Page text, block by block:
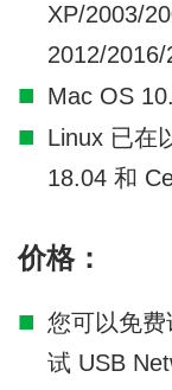
XP/2003/
2012/2016/
Mac OS
Linux 已在
18.04 和
价格：
您可以免费
试 USB